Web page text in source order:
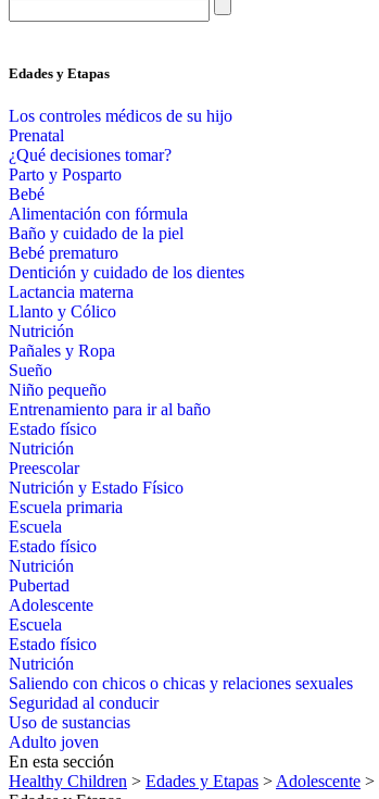
Edades y Etapas
Los controles médicos de su hijo
Prenatal
¿Qué decisiones tomar?
Parto y Posparto
Bebé
Alimentación con fórmula
Baño y cuidado de la piel
Bebé prematuro
Dentición y cuidado de los dientes
Lactancia materna
Llanto y Cólico
Nutrición
Pañales y Ropa
Sueño
Niño pequeño
Entrenamiento para ir al baño
Estado físico
Nutrición
Preescolar
Nutrición y Estado Físico
Escuela primaria
Escuela
Estado físico
Nutrición
Pubertad
Adolescente
Escuela
Estado físico
Nutrición
Saliendo con chicos o chicas y relaciones sexuales
Seguridad al conducir
Uso de sustancias
Adulto joven
En esta sección
Healthy Children > Edades y Etapas > Adolescente >